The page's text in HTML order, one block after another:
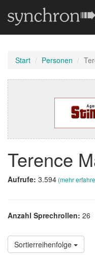
Start Personen
Terence
Aufrufe: 3.594(mehr
Anzahl Sprechrollen: 26
Sortierreihenfolge